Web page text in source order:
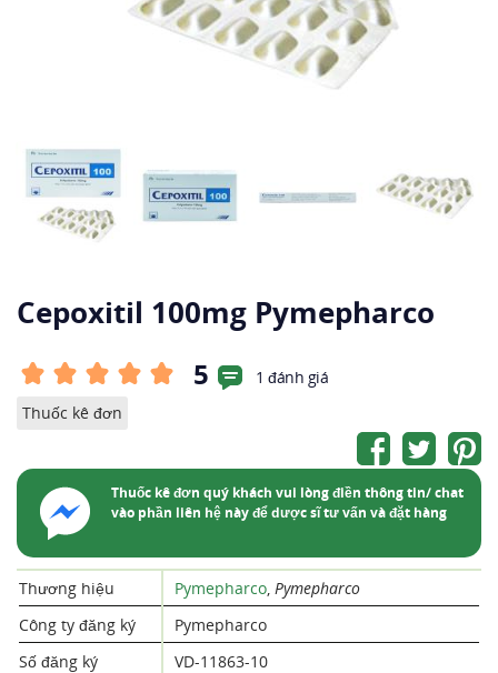
Cepoxitil 100mg Pymepharco
5
1 đánh giá
Thuốc kê đơn
Thuốc kê đơn quý khách vui lòng điền thông tin/ chat
vào phần liên hệ này để dược sĩ tư vấn và đặt hàng
Thương hiệu Pymepharco, Pymepharco
Công ty đăng ký
Pymepharco
Số đăng ký
VD-11863-10